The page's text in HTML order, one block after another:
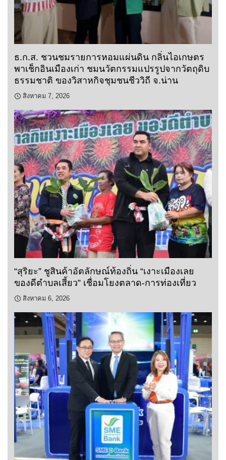
ธ.ก.ส. ชวนชมรายการหอมแผ่นดิน กลิ่นไอเกษตร
พาเช็กอินเมืองเก่า ชมนวัตกรรมแปรรูปจากวัตถุดิบ
ธรรมชาติ ของวิสาหกิจชุมชนชีววิถี จ.น่าน
สิงหาคม 7, 2026
“สุริยะ” ชูสินค้าอัตลักษณ์ท้องถิ่น “เงาะเมืองเลย
ของดีตำบลเสี้ยว” เชื่อมโยงตลาด-การท่องเที่ยว
สิงหาคม 6, 2026